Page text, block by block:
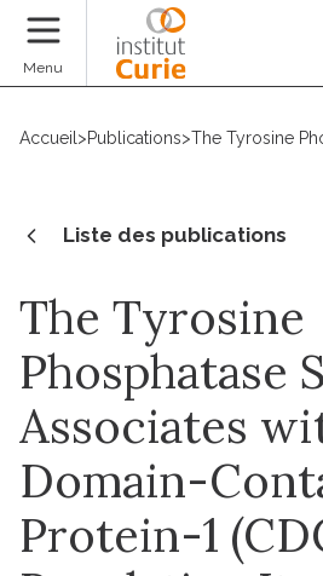
Menu
Accueil >Publications>The Tyrosine
Liste des publications
The Tyrosine
Phosphatase
Associates
Domain-
Protein-1